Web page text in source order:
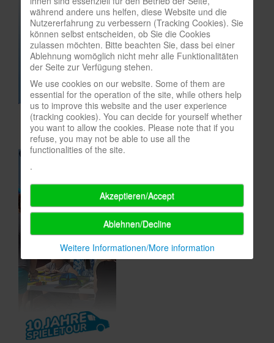
In eigener Sache-On our own behalf
Archivierte Meldungen-News archive
während andere uns helfen, diese Website und die
Nutzererfahrung zu verbessern (Tracking Cookies). Sie
können selbst entscheiden, ob Sie die Cookies
zulassen möchten. Bitte beachten Sie, dass bei einer
Ablehnung womöglich nicht mehr alle Funktionalitäten
der Seite zur Verfügung stehen.
We use cookies on our website. Some of them are
essential for the operation of the site, while others help
us to improve this website and the user experience
(tracking cookies). You can decide for yourself whether
you want to allow the cookies. Please note that if you
refuse, you may not be able to use all the
functionalities of the site.
.
Akzeptieren/Accept
Ablehnen/Decline
Weitere Informationen/More information